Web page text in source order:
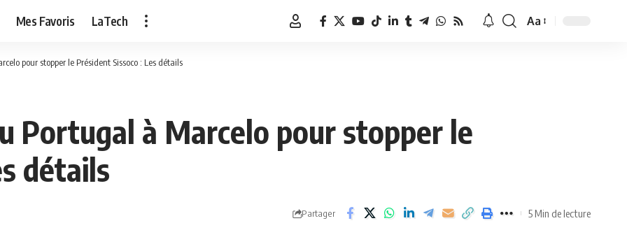
Mes Favoris LaTech
Redimensionner
Aa
pour stopper le Président Sissoco : Les détails
Portugal à Marcelo pour stopper le
détails
Partager 5 Min de lecture